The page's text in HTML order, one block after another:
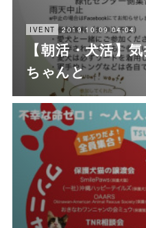
IVENT 2019.10.09 04:04
【朝活・犬活】
ちゃんと